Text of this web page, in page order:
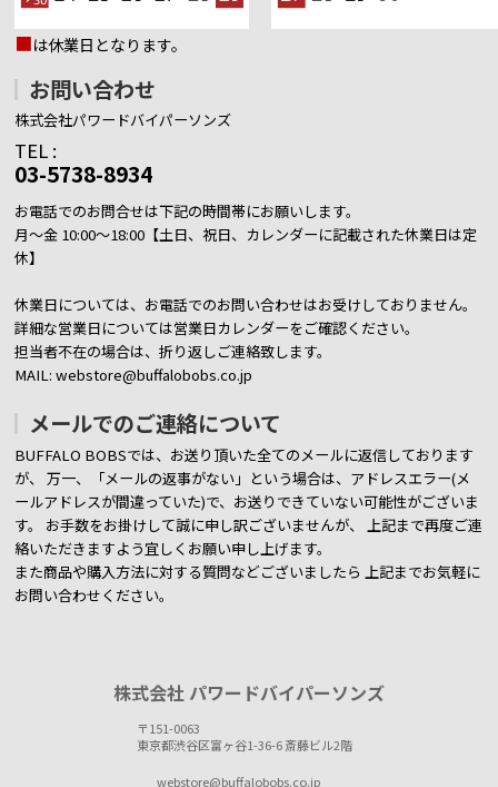
■は休業日となります。
お問い合わせ
株式会社パワードバイパーソンズ
TEL :
03-5738-8934
お電話でのお問合せは下記の時間帯にお願いします。
月～金 10:00～18:00【土日、祝日、カレンダーに記載された休業日は定
休】
休業日については、お電話でのお問い合わせはお受けしておりません。
詳細な営業日については営業日カレンダーをご確認ください。
担当者不在の場合は、折り返しご連絡致します。
MAIL: webstore@buffalobobs.co.jp
メールでのご連絡について
BUFFALO BOBSでは、お送り頂いた全てのメールに返信しております
が、
万一、「メールの返事がない」という場合は、アドレスエラー(メ
ールアドレスが間違っていた)で、お送りできていない可能性がございま
す。 お手数をお掛けして誠に申し訳ございませんが、 上記まで再度ご連
絡いただきますよう宜しくお願い申し上げます。
また商品や購入方法に対する質問などございましたら 上記までお気軽に
お問い合わせください。
株式会社 パワードバイパーソンズ
〒151-0063
東京都渋谷区富ヶ谷1-36-6 斎藤ビル2階
webstore@buffalobobs.co.jp